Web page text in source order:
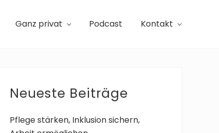
Ganz privat Podcast Kontakt
Seitenspalte
Neueste Beiträge
Pflege stärken, Inklusion sichern,